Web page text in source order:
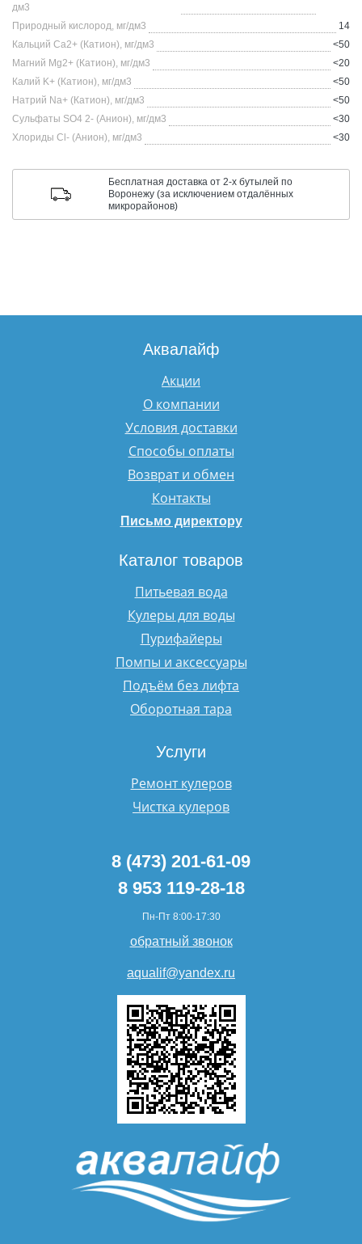
дм3
Природный кислород, мг/дм3
14
Кальций Ca2+ (Катион), мг/дм3
<50
Магний Mg2+ (Катион), мг/дм3
<20
Калий K+ (Катион), мг/дм3
<50
Натрий Na+ (Катион), мг/дм3
<50
Сульфаты SO4 2- (Анион), мг/дм3
<30
Хлориды Cl- (Анион), мг/дм3
<30
Бесплатная доставка от 2-х бутылей по
Воронежу (за исключением отдалённых
микрорайонов)
Аквалайф
Акции
О компании
Условия доставки
Способы оплаты
Возврат и обмен
Контакты
Письмо директору
Каталог товаров
Питьевая вода
Кулеры для воды
Пурифайеры
Помпы и аксессуары
Подъём без лифта
Оборотная тара
Услуги
Ремонт кулеров
Чистка кулеров
8 (473) 201-61-09
8 953 119-28-18
Пн-Пт 8:00-17:30
обратный звонок
aqualif@yandex.ru